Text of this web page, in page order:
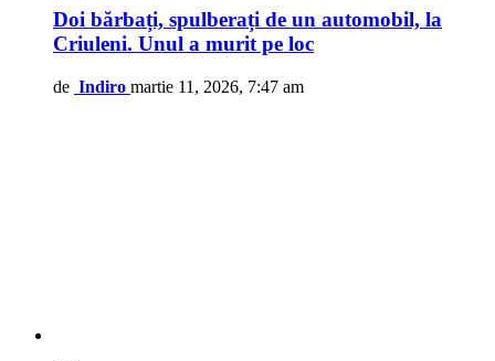
Doi bărbați, spulberați de un automobil, la
Criuleni. Unul a murit pe loc
de Indiro martie 11, 2026, 7:47 am